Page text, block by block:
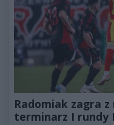
Radomiak zagra
terminarz I rundy